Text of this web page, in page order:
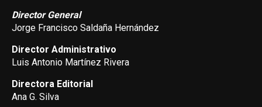
Director General
Jorge Francisco Saldaña Hernández
Director Administrativo
Luis Antonio Martínez Rivera
Directora Editorial
Ana G. Silva